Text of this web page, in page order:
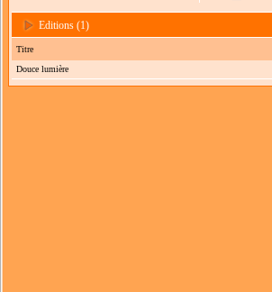
Editions (1)
Titre
Douce lumière